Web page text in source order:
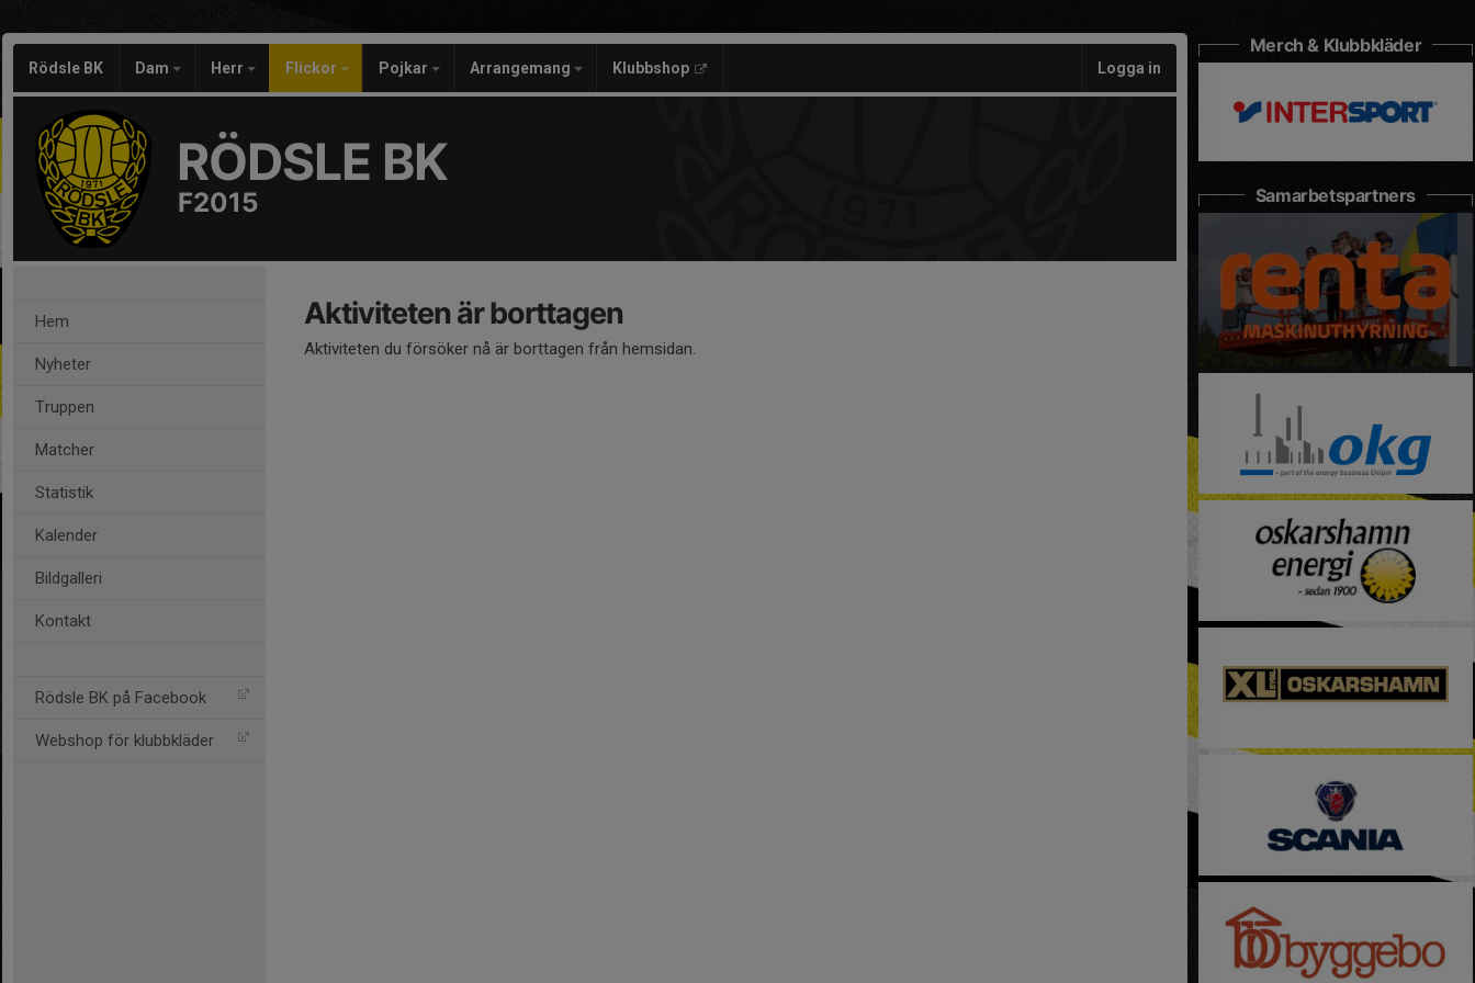
Rödsle BK Dam Herr Flickor Pojkar Arrangemang Klubbshop Logga in
RÖDSLE BK
F2015
Hem
Nyheter
Truppen
Matcher
Statistik
Kalender
Bildgalleri
Kontakt
Rödsle BK på Facebook
Webshop för klubbkläder
Aktiviteten är borttagen
Aktiviteten du försöker nå är borttagen från hemsidan.
Merch & Klubbkläder
Samarbetspartners